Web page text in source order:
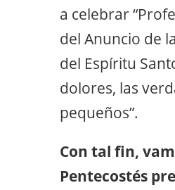
a celebrar
del Anuncio de
del Espíritu
dolores, las
pequeños”.
Con tal fin,
Pentecostés